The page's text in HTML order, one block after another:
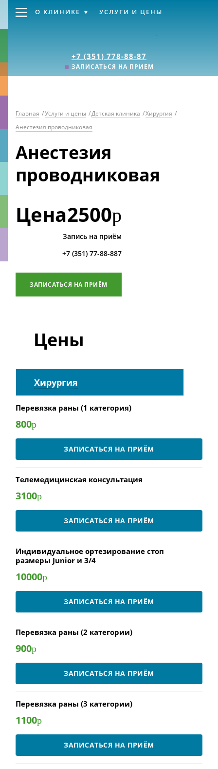
+7 (351) 778-88-87
ЗАПИСАТЬСЯ НА ПРИЕМ
О КЛИНИКЕ УСЛУГИ И ЦЕНЫ
Главная /Услуги и цены /Детская клиника /Хирургия /
Анестезия проводниковая
Анестезия
проводниковая
Цена2500р
Запись на приём
+7 (351) 77-88-887
ЗАПИСАТЬСЯ НА ПРИЁМ
Цены
Хирургия
Перевязка раны (1 категория)
800р
ЗАПИСАТЬСЯ НА ПРИЁМ
Телемедицинская консультация
3100р
ЗАПИСАТЬСЯ НА ПРИЁМ
Индивидуальное ортезирование стоп
размеры Junior и 3/4
10000р
ЗАПИСАТЬСЯ НА ПРИЁМ
Перевязка раны (2 категории)
900р
ЗАПИСАТЬСЯ НА ПРИЁМ
Перевязка раны (3 категории)
1100р
ЗАПИСАТЬСЯ НА ПРИЁМ